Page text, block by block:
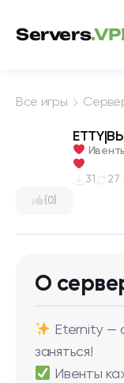
Servers
Все игры
(0)
31 27
О
Eternity —
заняться!
Ивенты